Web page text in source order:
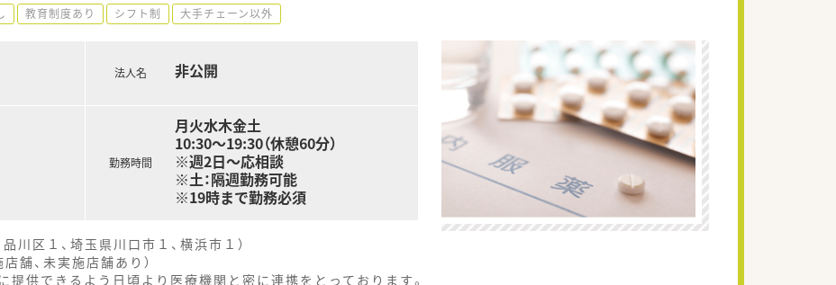
教育制度あり シフト制 大手チェーン以外
法人名 非公開
勤務時間
月火水木金土
10:30～19:30（休憩60分）
※週2日～応相談
※土：隔週勤務可能
※19時まで勤務必須
川区１、埼玉県川口市１、横浜市１）
舗、未実施店舗あり）
供できるよう日頃より医療機関と密に連携をとっております。